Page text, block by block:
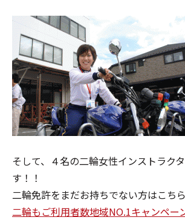
そして、４名の二輪女性インストラク
す！！
二輪免許をまだお持ちでない方はこち
二輪もご利用者数地域NO.1キャンペー